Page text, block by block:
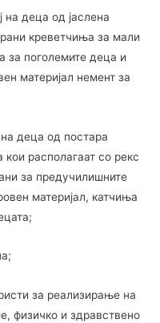
на деца од јаслена
креветчиња за мали
за поголемите деца и
материјал немент за
деца од постара
располагаат со рекс
за предучилишните
материјал, катчиња
за реализирање на
физичко и здравствено